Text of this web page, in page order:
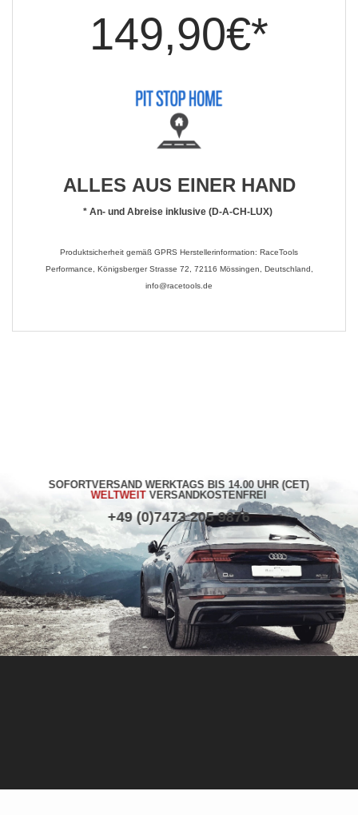
149,90€*
ALLES AUS EINER HAND
* An- und Abreise inklusive (D-A-CH-LUX)
Produktsicherheit gemäß GPRS Herstellerinformation: RaceTools
Performance, Königsberger Strasse 72, 72116 Mössingen, Deutschland,
info@racetools.de
SOFORTVERSAND WERKTAGS BIS 14.00 UHR (CET)
WELTWEITVERSANDKOSTENFREI
+49 (0)7473 205 9876